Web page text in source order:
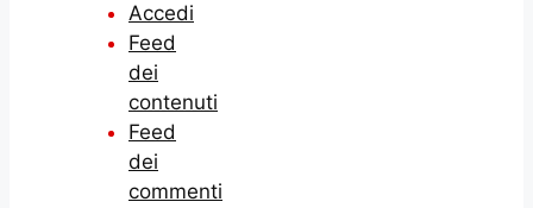
Accedi
Feed
dei
contenuti
Feed
dei
commenti